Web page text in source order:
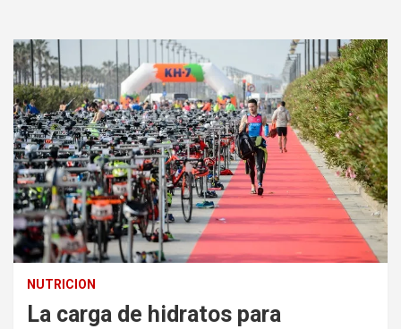
NUTRICION
La carga de hidratos para